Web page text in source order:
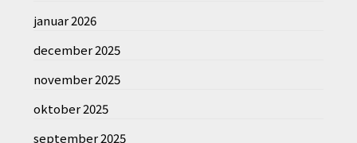
januar 2026
december 2025
november 2025
oktober 2025
september 2025